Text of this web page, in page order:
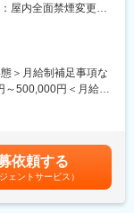
人」であり、「人」
がっていくと考えて
今こそ、環境の変
同行には、ふるさと
を「形」にできるフ
る拠点
行は「地域社会の発
理念を掲げ、東証プ
シャルグループの収
われる！
の一つであるため、
ます。
屋内全面禁煙変更の
含む）
＞月給制補足事項な
～500,000円＜月給＞
含めた表記です。
依頼する
ジェントサービス）